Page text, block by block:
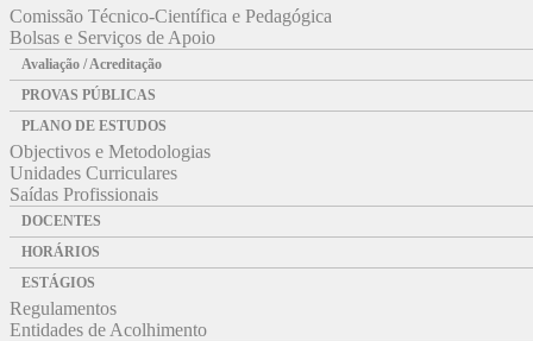
Comissão Técnico-Científica e Pedagógica
Bolsas e Serviços de Apoio
Avaliação / Acreditação
PROVAS PÚBLICAS
PLANO DE ESTUDOS
Objectivos e Metodologias
Unidades Curriculares
Saídas Profissionais
DOCENTES
HORÁRIOS
ESTÁGIOS
Regulamentos
Entidades de Acolhimento